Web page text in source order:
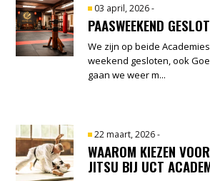
03 april, 2026-
PAASWEEKEND
We zijn op beide
weekend gesloten, ook
gaan we weer m...
22 maart, 2026-
WAAROM KIEZEN
JITSU BIJ UCT